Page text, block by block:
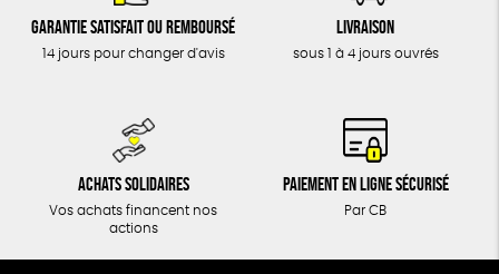
Garantie satisfait ou remboursé
14 jours pour changer d'avis
Livraison
sous 1 à 4 jours ouvrés
Achats solidaires
Vos achats financent nos
actions
Paiement en ligne sécurisé
Par CB